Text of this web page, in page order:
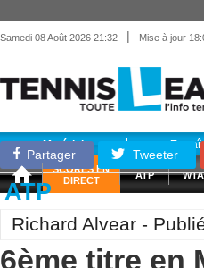
Samedi 08 Août 2026 21:32 | Mise à jour
Matériel
SCORES EN
DIRECT
ATP WTA
Partager Tweeter
ATP
Richard Alvear -
6ème titre en